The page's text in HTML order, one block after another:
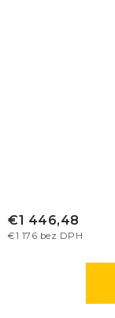
€1 176 bez DPH
€1 446,48